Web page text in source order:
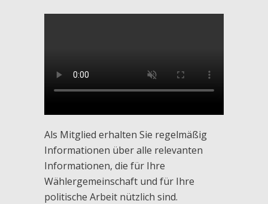
Als Mitglied erhalten Sie regelmäßig
Informationen über alle relevanten
Informationen, die für Ihre
Wählergemeinschaft und für Ihre
politische Arbeit nützlich sind.